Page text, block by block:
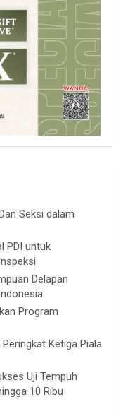
Seksi dalam
PDI untuk
Delapan
Program
Ketiga Piala
Uji Tempuh
10 Ribu